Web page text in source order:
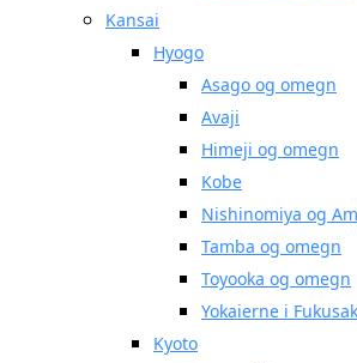
Kansai
Hyogo
Asago og omegn
Avaji
Himeji og omegn
Kobe
Nishinomiya og
Tamba og omegn
Toyooka og omegn
Yokaierne i
Kyoto